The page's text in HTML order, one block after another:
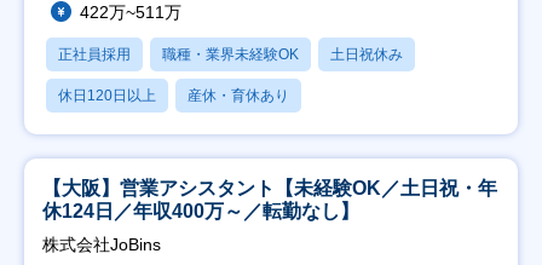
422万~511万
正社員採用 職種・業界未経験OK 土日祝休み
休日120日以上 産休・育休あり
【大阪】営業アシスタント【未経験OK／土日祝・年
休124日／年収400万～／転勤なし】
株式会社JoBins